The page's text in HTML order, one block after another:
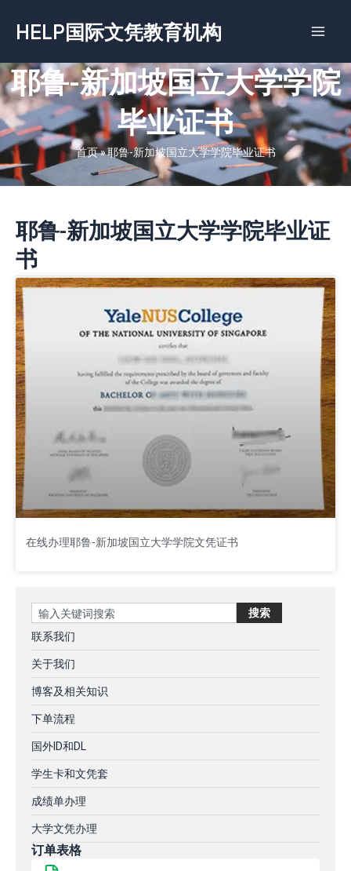
容
HELP国际文凭教育机构
耶鲁-新加坡国立大学学院
毕业证书
首页»耶鲁-新加坡国立大学学院毕业证书
耶鲁-新加坡国立大学学院毕业证
书
在线办理耶鲁-新加坡国立大学学院文凭证书
Search 搜索
联系我们
关于我们
博客及相关知识
下单流程
国外ID和DL
学生卡和文凭套
成绩单办理
大学文凭办理
订单表格